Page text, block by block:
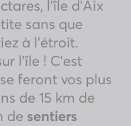
l’île d’Aix
sans que
à l’étroit.
l’île ! C’est
feront vos plus
de 15 km de
de sentiers